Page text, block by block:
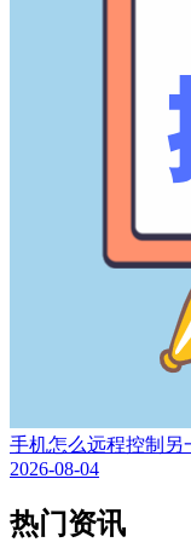
手机怎么远程控制另
2026-08-04
热门资讯